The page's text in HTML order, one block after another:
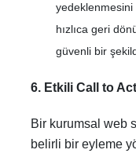
yedeklenmesini
hızlıca geri
güvenli bir
6. Etkili Call to
Bir kurumsal web
belirli bir eyleme